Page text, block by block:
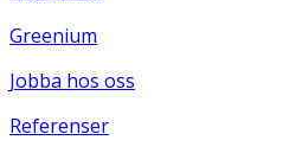
Greenium
Jobba hos oss
Referenser